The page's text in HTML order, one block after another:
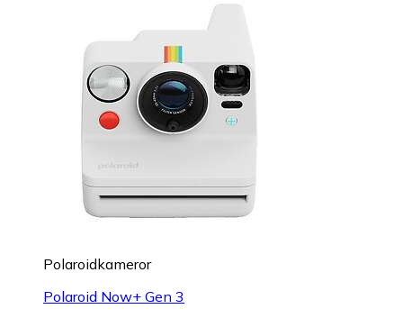
Polaroidkameror
Polaroid Now+ Gen 3